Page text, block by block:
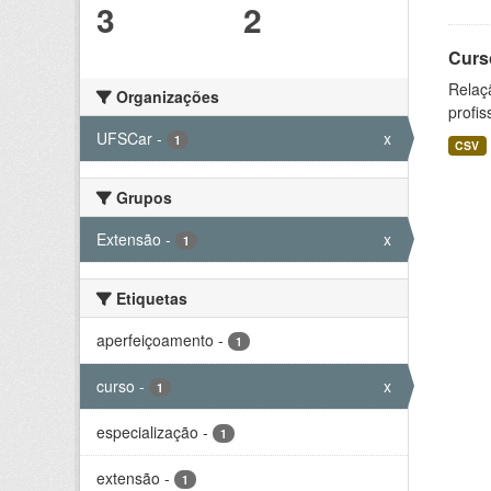
3 2
Organizações
UFSCar - 1 x
Grupos
Extensão - 1 x
Etiquetas
aperfeiçoamento - 1
curso - 1 x
especialização - 1
extensão - 1
CSV